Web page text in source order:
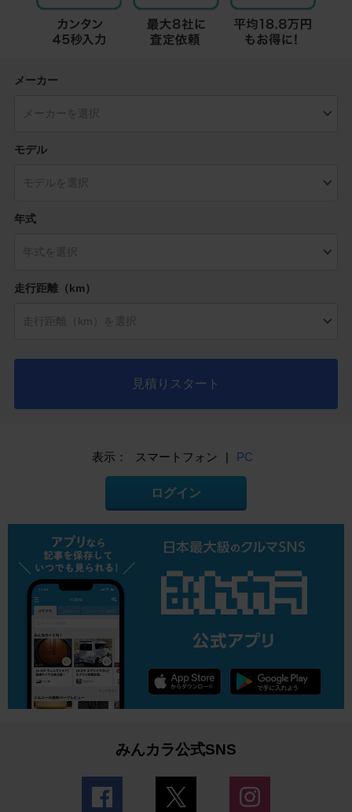
メーカー
モデル
年式
走行距離（km）
見積りスタート
表示： スマートフォン | PC
ログイン
みんカラ公式SNS